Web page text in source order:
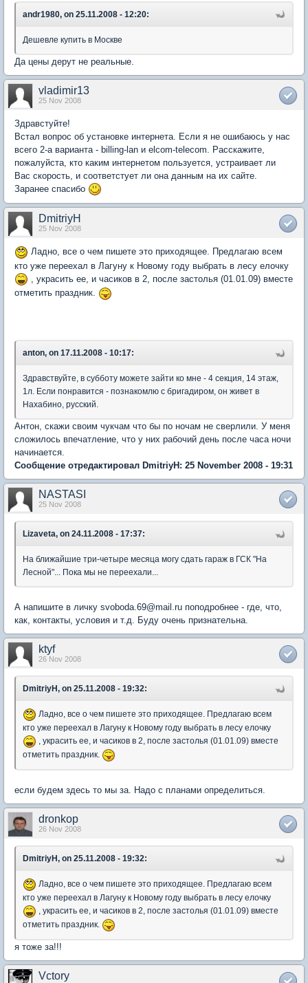
andr1980, on 25.11.2008 - 12:20:
Дешевле купить в Москве
Да цены дерут не реальные.
vladimir13
25 Nov 2008
Здравстуйте!
Встал вопрос об установке интернета. Если я не ошибаюсь у нас
всего 2-а варианта - billing-lan и elcom-telecom. Расскажите,
пожалуйста, кто каким интернетом пользуется, устраивает ли
Вас скорость, и соответстует ли она данным на их сайте.
Заранее спасибо
DmitriyH
25 Nov 2008
Ладно, все о чем пишете это приходящее. Предлагаю всем
кто уже переехал в Лагуну к Новому году выбрать в лесу елочку
, украсить ее, и часиков в 2, после застолья (01.01.09) вместе
отметить праздник.
anton, on 17.11.2008 - 10:17:
Здравствуйте, в субботу можете зайти ко мне - 4 секция, 14 этаж,
1л. Если понравится - познакомлю с бригадиром, он живет в
Нахабино, русский.
Антон, скажи своим чукчам что бы по ночам не сверлили. У меня
сложилось впечатление, что у них рабочий день после часа ночи
начинается.
Сообщение отредактировал DmitriyH: 25 November 2008 - 19:31
NASTASI
25 Nov 2008
Lizaveta, on 24.11.2008 - 17:37:
На ближайшие три-четыре месяца могу сдать гараж в ГСК "На
Лесной"... Пока мы не переехали...
А напишите в личку svoboda.69@mail.ru поподробнее - где, что,
как, контакты, условия и т.д. Буду очень признательна.
ktyf
26 Nov 2008
DmitriyH, on 25.11.2008 - 19:32:
Ладно, все о чем пишете это приходящее. Предлагаю всем
кто уже переехал в Лагуну к Новому году выбрать в лесу елочку
, украсить ее, и часиков в 2, после застолья (01.01.09) вместе
отметить праздник.
если будем здесь то мы за. Надо с планами определиться.
dronkop
26 Nov 2008
DmitriyH, on 25.11.2008 - 19:32:
Ладно, все о чем пишете это приходящее. Предлагаю всем
кто уже переехал в Лагуну к Новому году выбрать в лесу елочку
, украсить ее, и часиков в 2, после застолья (01.01.09) вместе
отметить праздник.
я тоже за!!!
Vctory